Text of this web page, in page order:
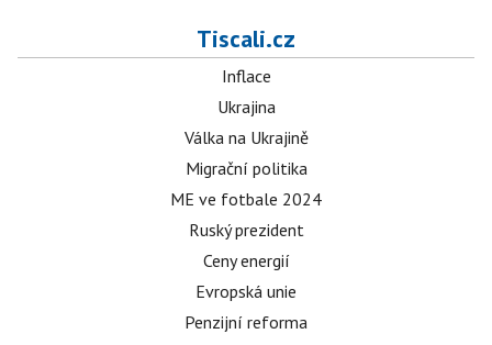
Tiscali.cz
Inflace
Ukrajina
Válka na Ukrajině
Migrační politika
ME ve fotbale 2024
Ruský prezident
Ceny energií
Evropská unie
Penzijní reforma